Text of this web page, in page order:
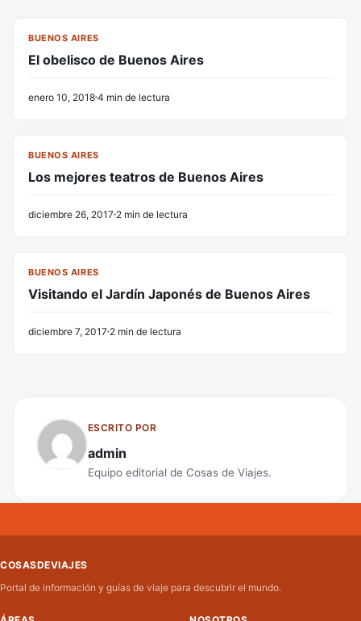
BUENOS AIRES
El obelisco de Buenos Aires
enero 10, 2018 4 min de lectura
BUENOS AIRES
Los mejores teatros de Buenos Aires
diciembre 26, 2017 2 min de lectura
BUENOS AIRES
Visitando el Jardín Japonés de Buenos Aires
diciembre 7, 2017 2 min de lectura
ESCRITO POR
admin
Equipo editorial de Cosas de Viajes.
COSASDEVIAJES
Portal de información y guías de viaje para descubrir el mundo.